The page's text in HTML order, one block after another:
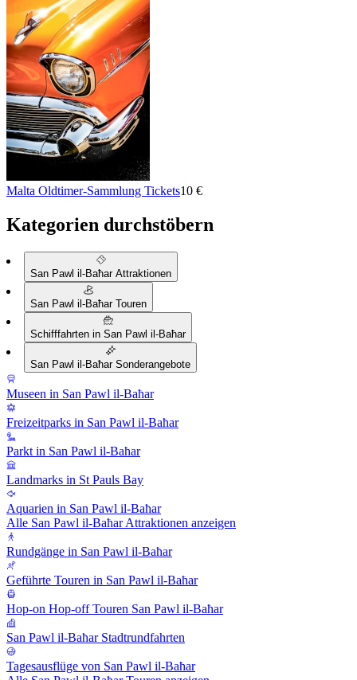
Malta Oldtimer-Sammlung Tickets10 €
Kategorien durchstöbern
San Pawl il-Baħar Attraktionen
San Pawl il-Baħar Touren
Schifffahrten in San Pawl il-Baħar
San Pawl il-Baħar Sonderangebote
Museen in San Pawl il-Baħar
Freizeitparks in San Pawl il-Baħar
Parkt in San Pawl il-Baħar
Landmarks in St Pauls Bay
Aquarien in San Pawl il-Baħar
Alle San Pawl il-Baħar Attraktionen anzeigen
Rundgänge in San Pawl il-Baħar
Geführte Touren in San Pawl il-Baħar
Hop-on Hop-off Touren San Pawl il-Baħar
San Pawl il-Baħar Stadtrundfahrten
Tagesausflüge von San Pawl il-Baħar